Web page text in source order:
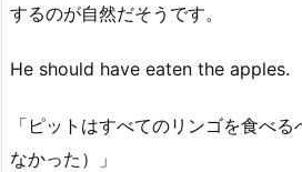
するのが自然だそうです。
He should have eaten the apples.
「ピットはすべてのリンゴを食べ
なかった）」